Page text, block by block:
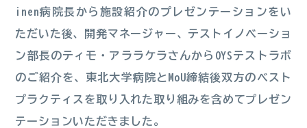
inen病院長から施設紹介のプレゼンテーションをい
ただいた後、開発マネージャー、テストイノベーショ
ン部長のティモ・アララケラさんからOYSテストラボ
のご紹介を、東北大学病院とMoU締結後双方のベスト
プラクティスを取り入れた取り組みを含めてプレゼン
テーションいただきました。